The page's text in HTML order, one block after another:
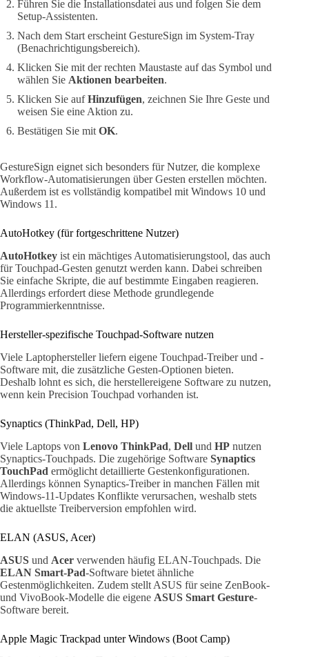
Führen Sie die Installationsdatei aus und folgen Sie dem
Setup-Assistenten.
Nach dem Start erscheint GestureSign im System-Tray
(Benachrichtigungsbereich).
Klicken Sie mit der rechten Maustaste auf das Symbol und
wählen Sie Aktionen bearbeiten.
Klicken Sie aufHinzufügen, zeichnen Sie Ihre Geste und
weisen Sie eine Aktion zu.
Bestätigen Sie mitOK.
GestureSign eignet sich besonders für Nutzer, die komplexe
Workflow-Automatisierungen über Gesten erstellen möchten.
Außerdem ist es vollständig kompatibel mit Windows 10 und
Windows 11.
AutoHotkey (für fortgeschrittene Nutzer)
AutoHotkey ist ein mächtiges Automatisierungstool, das auch
für Touchpad-Gesten genutzt werden kann. Dabei schreiben
Sie einfache Skripte, die auf bestimmte Eingaben reagieren.
Allerdings erfordert diese Methode grundlegende
Programmierkenntnisse.
Hersteller-spezifische Touchpad-Software nutzen
Viele Laptophersteller liefern eigene Touchpad-Treiber und -
Software mit, die zusätzliche Gesten-Optionen bieten.
Deshalb lohnt es sich, die herstellereigene Software zu nutzen,
wenn kein Precision Touchpad vorhanden ist.
Synaptics (ThinkPad, Dell, HP)
Viele Laptops von Lenovo ThinkPad, Dell und HP nutzen
Synaptics-Touchpads. Die zugehörige Software Synaptics
TouchPad ermöglicht detaillierte Gestenkonfigurationen.
Allerdings können Synaptics-Treiber in manchen Fällen mit
Windows-11-Updates Konflikte verursachen, weshalb stets
die aktuellste Treiberversion empfohlen wird.
ELAN (ASUS, Acer)
ASUS und Acer verwenden häufig ELAN-Touchpads. Die
ELAN Smart-Pad-Software bietet ähnliche
Gestenmöglichkeiten. Zudem stellt ASUS für seine ZenBook-
und VivoBook-Modelle die eigene ASUS Smart Gesture-
Software bereit.
Apple Magic Trackpad unter Windows (Boot Camp)